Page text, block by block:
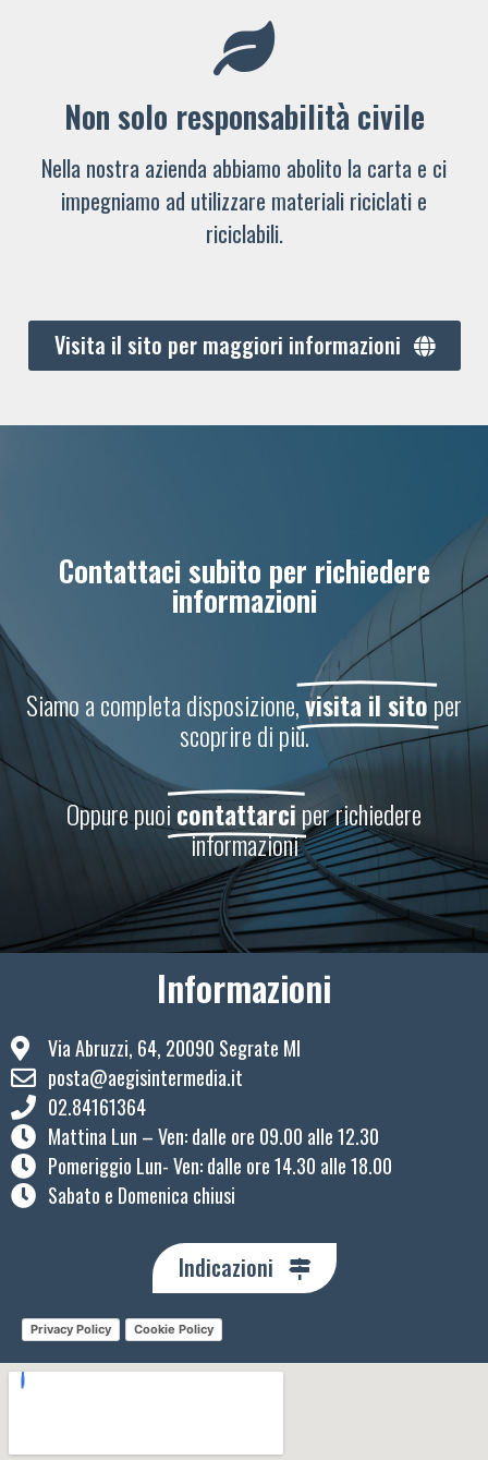
Non solo responsabilità civile
Nella nostra azienda abbiamo abolito la carta e ci
impegniamo ad utilizzare materiali riciclati e
riciclabili.
Visita il sito per maggiori informazioni
Contattaci subito per richiedere
informazioni
Siamo a completa disposizione,visita il sitoper
scoprire di più.
Oppure puoicontattarciper richiedere
informazioni
Informazioni
Via Abruzzi, 64, 20090 Segrate MI
posta@aegisintermedia.it
02.84161364
Mattina Lun – Ven: ​dalle ore 09.00 alle 12.30
Pomeriggio Lun- Ven: dalle ore 14.30 alle 18.00
Sabato e Domenica chiusi
Indicazioni
Privacy Policy Cookie Policy